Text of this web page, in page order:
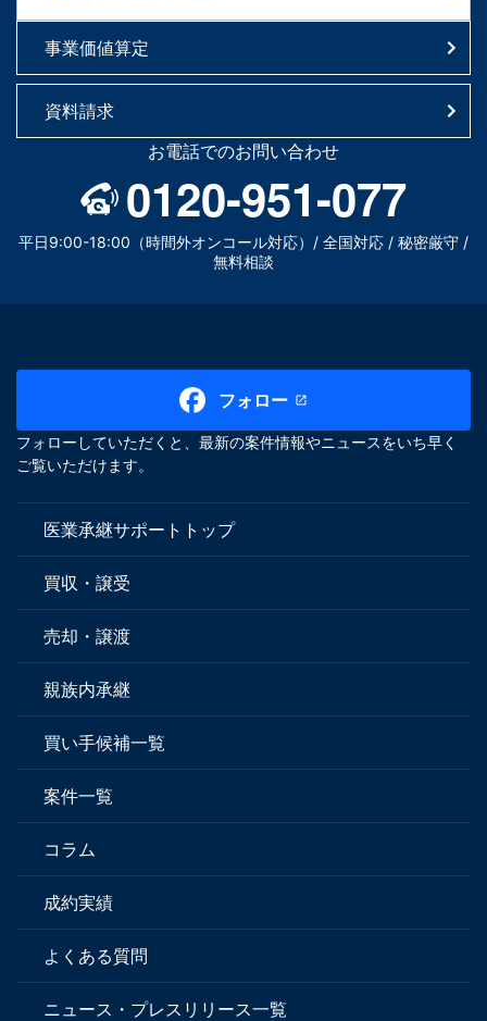
事業価値算定
資料請求
お電話でのお問い合わせ
0120-951-077
平日9:00-18:00（時間外オンコール対応）/ 全国対応 / 秘密厳守 /
無料相談
フォロー
フォローしていただくと、最新の案件情報やニュースをいち早く
ご覧いただけます。
医業承継サポートトップ
買収・譲受
売却・譲渡
親族内承継
買い手候補一覧
案件一覧
コラム
成約実績
よくある質問
ニュース・プレスリリース一覧